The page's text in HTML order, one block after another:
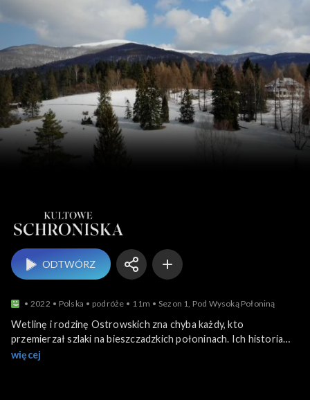
Kultowe schroniska
ODTWÓRZ
2022 Polska podróże 11m Sezon 1, Pod Wysoką Połoniną
Wetlinę i rodzinę Ostrowskich zna chyba każdy, kto
przemierzał szlaki na bieszczadzkich połoninach. Ich historia
zaczęła się jeszcze w latach 60. gdy dziadek ówczesnych
więcej